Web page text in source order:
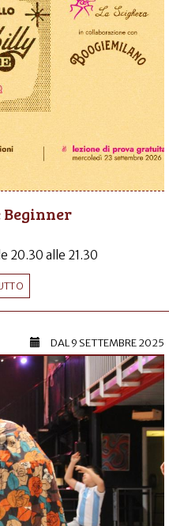
20.30 alle 21.30
DAL9 SETTEMBRE 2025